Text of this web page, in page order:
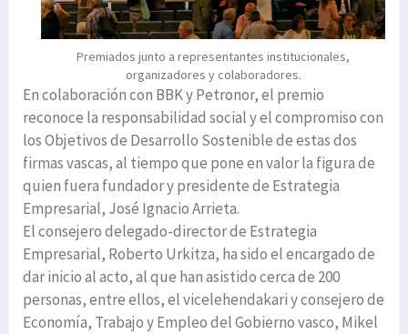
Premiados junto a representantes institucionales,
organizadores y colaboradores.
En colaboración con BBK y Petronor, el premio
reconoce la responsabilidad social y el compromiso con
los Objetivos de Desarrollo Sostenible de estas dos
firmas vascas, al tiempo que pone en valor la figura de
quien fuera fundador y presidente de Estrategia
Empresarial, José Ignacio Arrieta.
El consejero delegado-director de Estrategia
Empresarial, Roberto Urkitza, ha sido el encargado de
dar inicio al acto, al que han asistido cerca de 200
personas, entre ellos, el vicelehendakari y consejero de
Economía, Trabajo y Empleo del Gobierno vasco, Mikel